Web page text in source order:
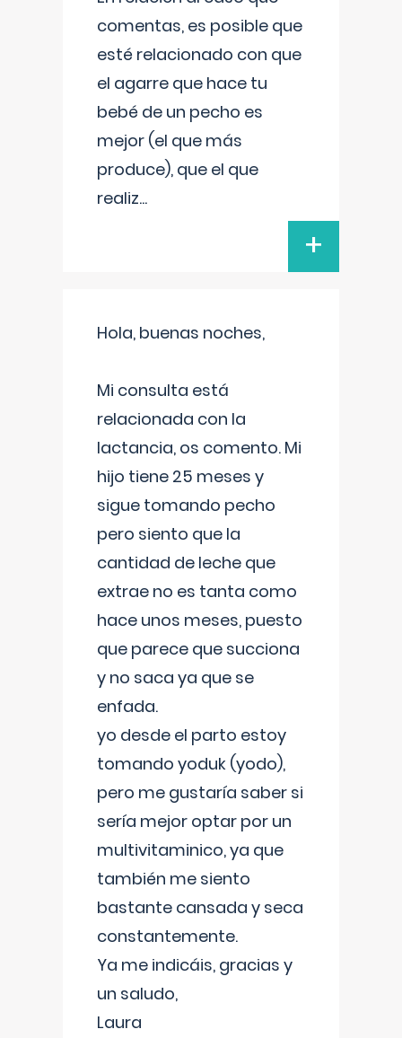
comentas, es posible que
esté relacionado con que
el agarre que hace tu
bebé de un pecho es
mejor (el que más
produce), que el que
realiz...
+
Hola, buenas noches,
Mi consulta está
relacionada con la
lactancia, os comento. Mi
hijo tiene 25 meses y
sigue tomando pecho
pero siento que la
cantidad de leche que
extrae no es tanta como
hace unos meses, puesto
que parece que succiona
y no saca ya que se
enfada.
yo desde el parto estoy
tomando yoduk (yodo),
pero me gustaría saber si
sería mejor optar por un
multivitaminico, ya que
también me siento
bastante cansada y seca
constantemente.
Ya me indicáis, gracias y
un saludo,
Laura